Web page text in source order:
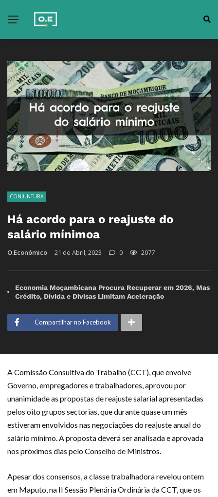
CONJUNTURA
Há acordo para o reajuste do
salário mínimoa
O.Económico 21 de Abril, 2023 0 2077
Economia Moçambicana Procura Recuperar em 2026, Mas
Crédito, Dívida e Divisas Limitam Aceleração
Compartilhar no Facebook
A Comissão Consultiva do Trabalho (CCT), que envolve
Governo, empregadores e trabalhadores, aprovou por
unanimidade as propostas de reajuste salarial apresentadas
pelos oito grupos sectorias, que durante quase um mês
estiveram envolvidos nas negociações do reajuste anual do
salário mínimo. A proposta deverá ser analisada e aprovada
nos próximos dias pelo Conselho de Ministros.
Apesar dos consensos, a classe trabalhadora revelou ontem
em Maputo, na II Sessão Plenária Ordinária da CCT, que os